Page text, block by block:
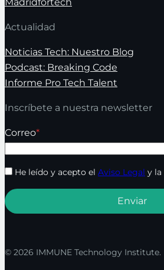
Actualidad
Noticias Tech: Nuestro Blog
Podcast: Breaking Code
Informe Pro Tech Talent
Inscríbete a nuestra newsletter
Correo*
He leído y acepto el Aviso Legal y la
© 2026 IMMUNE Technology Institute.